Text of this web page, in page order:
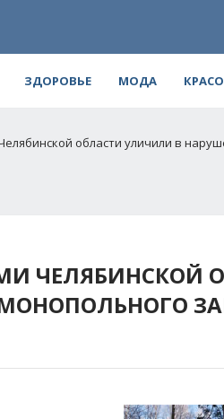
ЗДОРОВЬЕ МОДА
области уличили в
ЧЕЛЯБИНСКОЙ